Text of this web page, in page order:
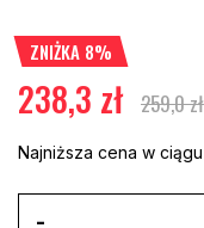
ZNIŻKA 8%
238,3 zł 259,0 zł
Najniższa cena w